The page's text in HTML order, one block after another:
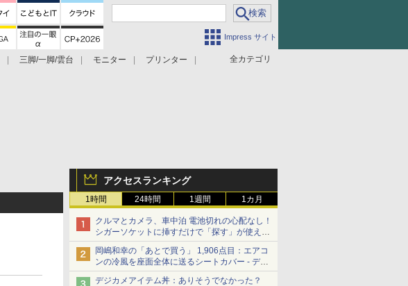
Impress サイト
全カテゴリ
三脚/一脚/雲台 モニター
プリンター
アクセスランキング
1時間 24時間 1週間 1カ月
クルマとカメラ、車中泊 電池切れの心配なし！
シガーソケットに挿すだけで「探す」が使える
スマートタグ - デジカメ Watch
岡嶋和幸の「あとで買う」 1,906点目：エアコ
ンの冷風を座面全体に送るシートカバー - デジ
カメ Watch
デジカメアイテム丼：ありそうでなかった？